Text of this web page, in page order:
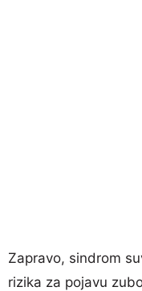
Zapravo, sindrom
rizika za pojavu